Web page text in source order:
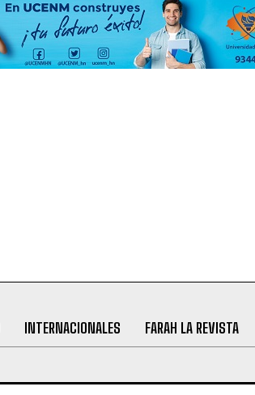
INTERNACIONALES FARAH LA REVISTA